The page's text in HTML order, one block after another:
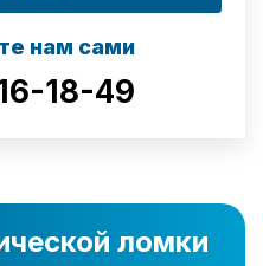
нам сами
18-49
ломки